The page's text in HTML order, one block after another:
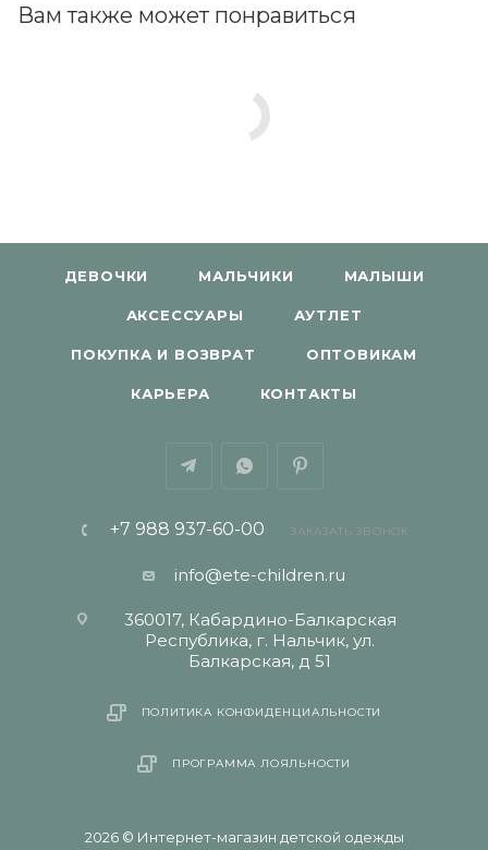
Вам также может понравиться
ДЕВОЧКИ МАЛЬЧИКИ МАЛЫШИ
АКСЕССУАРЫ АУТЛЕТ
ПОКУПКА И ВОЗВРАТ ОПТОВИКАМ
КАРЬЕРА КОНТАКТЫ
+7 988 937-60-00 ЗАКАЗАТЬ ЗВОНОК
info@ete-children.ru
360017, Кабардино-Балкарская
Республика, г. Нальчик, ул.
Балкарская, д 51
ПОЛИТИКА КОНФИДЕНЦИАЛЬНОСТИ
ПРОГРАММА ЛОЯЛЬНОСТИ
2026 © Интернет-магазин детской одежды